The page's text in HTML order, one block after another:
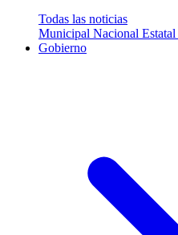
Todas las noticias
Municipal Nacional Estatal
Gobierno